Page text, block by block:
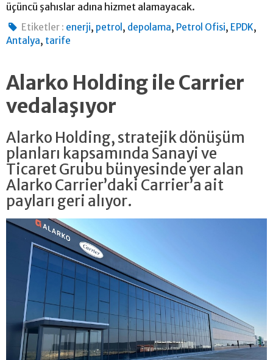
üçüncü şahıslar adına hizmet alamayacak.
Etiketler : enerji, petrol , depolama, Petrol Ofisi, EPDK,
Antalya, tarife
Alarko Holding ile Carrier
vedalaşıyor
Alarko Holding, stratejik dönüşüm
planları kapsamında Sanayi ve
Ticaret Grubu bünyesinde yer alan
Alarko Carrier’daki Carrier’a ait
payları geri alıyor.